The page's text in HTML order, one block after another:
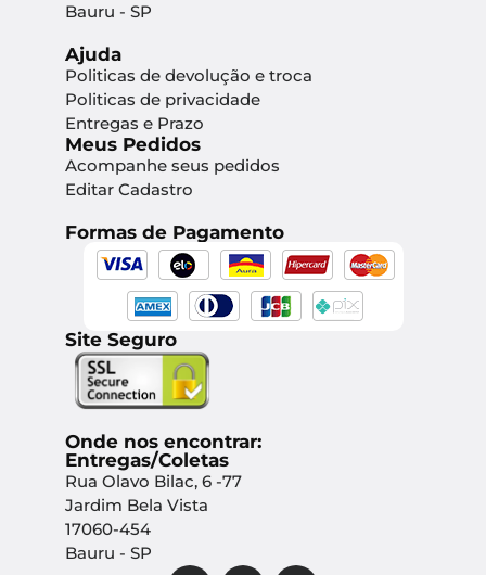
Bauru - SP
Ajuda
Politicas de devolução e troca
Politicas de privacidade
Entregas e Prazo
Meus Pedidos
Acompanhe seus pedidos
Editar Cadastro
Formas de Pagamento
Site Seguro
Onde nos encontrar:
Entregas/Coletas
Rua Olavo Bilac, 6 -77
Jardim Bela Vista
17060-454
Bauru - SP